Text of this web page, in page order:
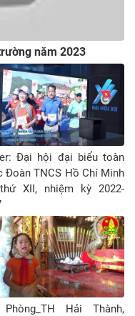
năm 2023
Đại hội đại biểu toàn
Đoàn TNCS Hồ Chí Minh
XII, nhiệm kỳ 2022-
Hải Thành,